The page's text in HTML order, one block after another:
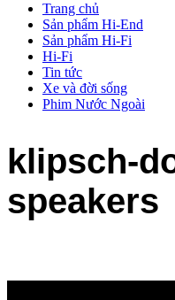
Trang chủ
Sản phẩm Hi-End
Sản phẩm Hi-Fi
Hi-Fi
Tin tức
Xe và đời sống
Phim Nước Ngoài
klipsch-
speakers